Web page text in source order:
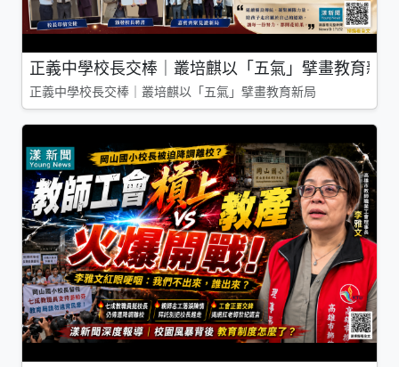
正義中學校長交棒｜叢培麒以「五氣」擘畫教育新局
正義中學校長交棒｜叢培麒以「五氣」擘畫教育新局